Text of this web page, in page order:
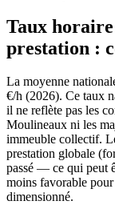
Taux
prestation :
La moyenne
€/h (2026). Ce taux
il ne reflète pas les
Moulineaux ni les
immeuble collectif.
prestation globale
passé — ce qui peut
moins favorable
dimensionné.